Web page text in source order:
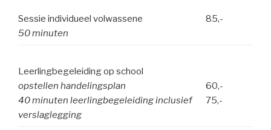
Sessie individueel volwassene
50 minuten
85,-
Leerlingbegeleiding op school
opstellen handelingsplan
40 minuten leerlingbegeleiding inclusief
verslaglegging
60,-
75,-